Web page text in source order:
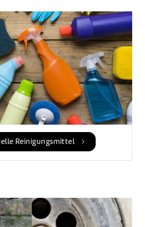
Reinigungsmittel